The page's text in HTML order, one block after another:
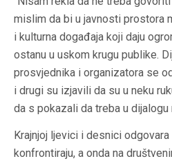
mislim da bi u javnosti prostora
i kulturna događaja koji daju
ostanu u uskom krugu publike.
prosvjednika i organizatora se
i drugi su izjavili da su u neku
da s pokazali da treba u dijalogu
Krajnjoj ljevici i desnici
konfrontiraju, a onda na